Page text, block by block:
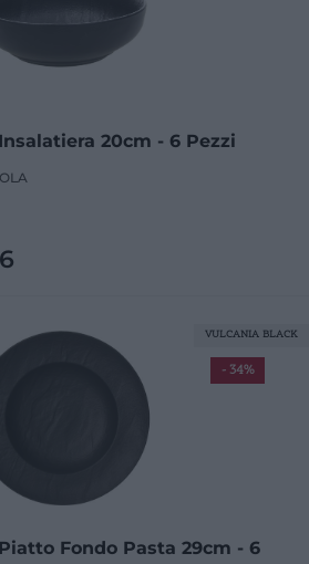
20cm - 6 Pezzi
Fondo Pasta 29cm - 6
- 34%
VULCANIA BLACK